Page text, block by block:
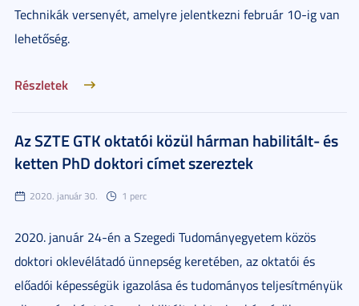
Technikák versenyét, amelyre jelentkezni február 10-ig van
lehetőség.
Részletek
Az SZTE GTK oktatói közül hárman habilitált- és
ketten PhD doktori címet szereztek
2020. január 30. 1 perc
2020. január 24-én a Szegedi Tudományegyetem közös
doktori oklevélátadó ünnepség keretében, az oktatói és
előadói képességük igazolása és tudományos teljesítményük